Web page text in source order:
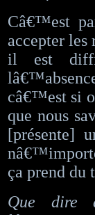
Câ€™est
accepter les
il est
câ€™est si
que nous
[présente]
ça prend du
Que dire